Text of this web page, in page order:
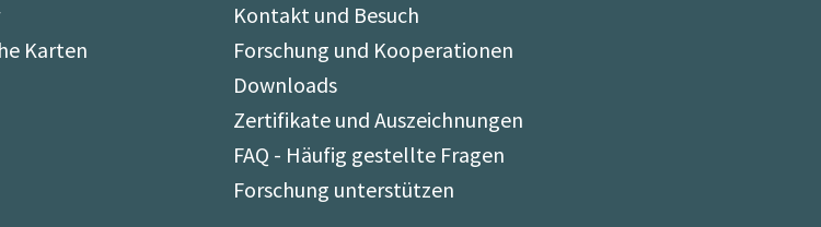
Karten
Kontakt und Besuch
Forschung und Kooperationen
Downloads
Zertifikate und Auszeichnungen
FAQ - Häufig gestellte Fragen
Forschung unterstützen